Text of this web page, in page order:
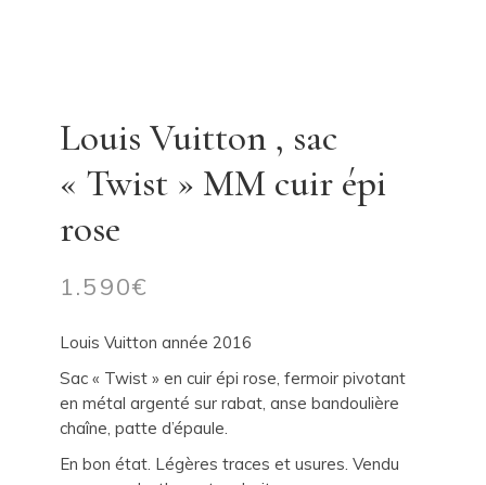
Louis Vuitton , sac
« Twist » MM cuir épi
rose
1.590€
Louis Vuitton année 2016
Sac « Twist » en cuir épi rose, fermoir pivotant
en métal argenté sur rabat, anse bandoulière
chaîne, patte d’épaule.
En bon état. Légères traces et usures. Vendu